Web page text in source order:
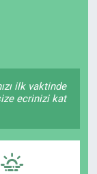
ilk vaktinde
ecrinizi kat